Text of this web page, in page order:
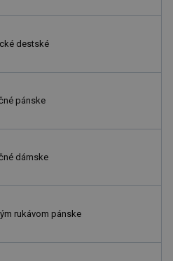
destské
pánske
dámske
rukávom pánske